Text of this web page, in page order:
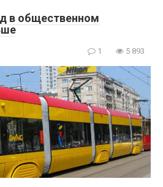
в общественном
1 5 893